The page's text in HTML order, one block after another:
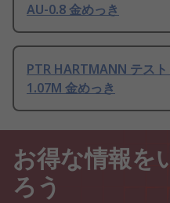
AU-0.8 金めっき
PTR HARTMANN テス
1.07M 金めっき
お得な情報を
ろう